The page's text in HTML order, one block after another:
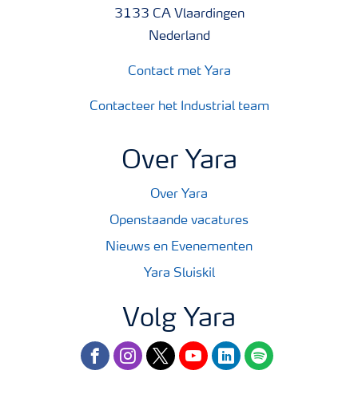
3133 CA Vlaardingen
Nederland
Contact met Yara
Contacteer het Industrial team
Over Yara
Over Yara
Openstaande vacatures
Nieuws en Evenementen
Yara Sluiskil
Volg Yara
facebookinstagram
twitteryoutubelinkedinspotify